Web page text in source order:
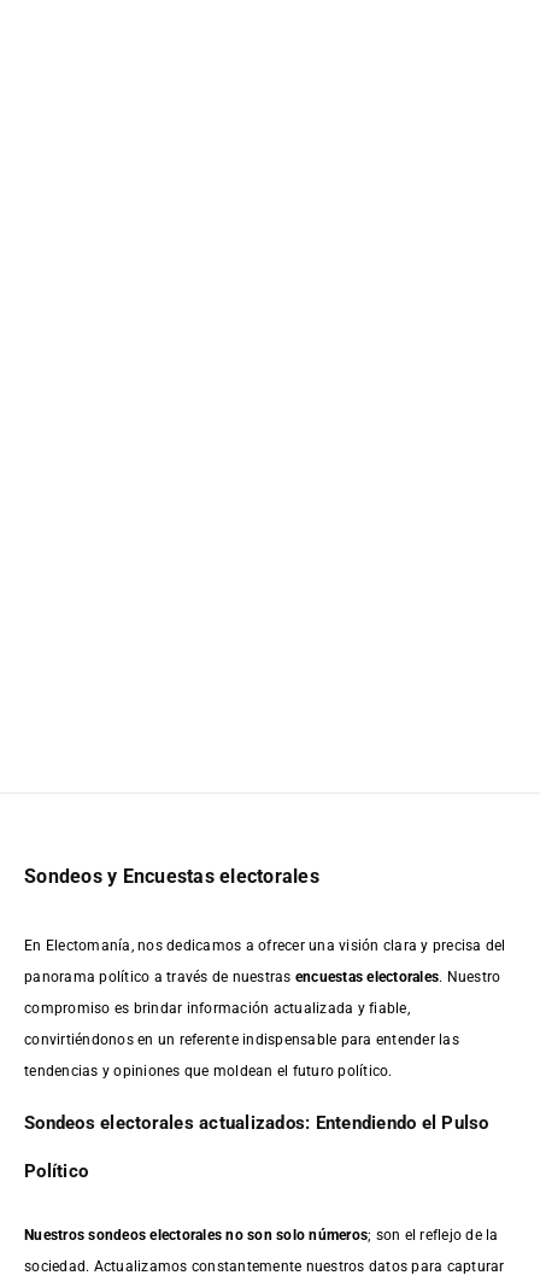
Sondeos y Encuestas electorales
En Electomanía, nos dedicamos a ofrecer una visión clara y precisa del
panorama político a través de nuestras encuestas electorales. Nuestro
compromiso es brindar información actualizada y fiable,
convirtiéndonos en un referente indispensable para entender las
tendencias y opiniones que moldean el futuro político.
Sondeos electorales actualizados: Entendiendo el Pulso
Político
Nuestros sondeos electorales no son solo números; son el reflejo de la
sociedad. Actualizamos constantemente nuestros datos para capturar